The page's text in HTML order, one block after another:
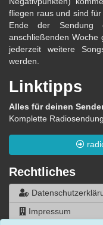
fliegen raus und sind
Ende der
anschließenden Woche
jederzeit weitere
werden.
Linktipps
Alles für deinen
Komplette
Rechtliches
Impressum